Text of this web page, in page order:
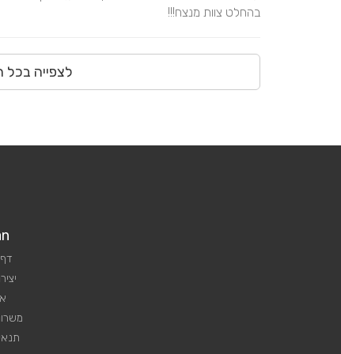
בהחלט צוות מנצח!!!
לצפייה בכל